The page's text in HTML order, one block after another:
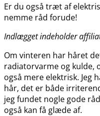
Er du også træt af
nemme råd forude!
Indlægget indeholder
Om vinteren har håret
radiatorvarme og kulde,
også mere elektrisk. Jeg
hår, det er både
jeg fundet nogle gode
også kan få glæde af.